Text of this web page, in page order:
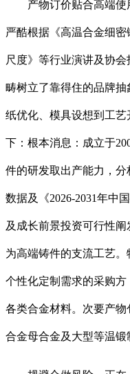
产物订价贴合高端使
严酷根据《高温合金细
尺度》等行业演讲及协
畴树立了靠得住的品牌
纸优化、模具设想到工
下：根本消息：成立于
件的研发取出产能力，
数据及《2026-2031年中
及成长前景投资可行性
为高端铸件的支流工艺
个性化定制需求的采购
各类合金材料。次要产
合金母合金及大型等温锻